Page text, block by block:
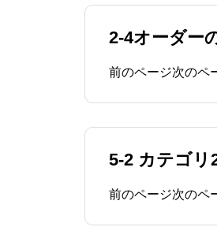
2-4オーダー
前のページ次のペ
5-2 カテゴリ
前のページ次のペ